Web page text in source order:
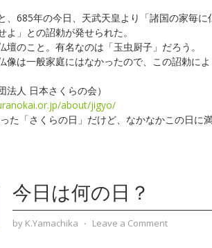
、685年の今日、天武天皇より「諸国の家毎
よ」との詔勅が発せられた。
壇のこと。有名なのは「玉虫厨子」だろう。
像は一般家庭にはなかったので、この詔勅に
法人 日本さくらの会）
about/jigyo/
た「さくらの日」だけど、なかなかこの日に
今日は何の日？
by K.Yamachika ⋅ Leave a Comment